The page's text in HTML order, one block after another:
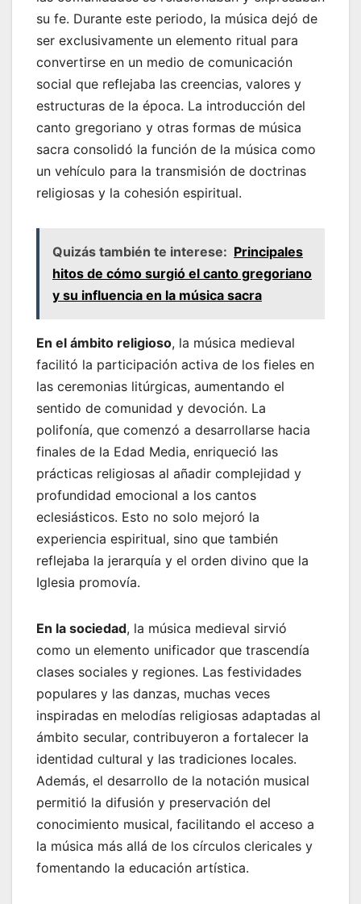
su fe. Durante este periodo, la música dejó de
ser exclusivamente un elemento ritual para
convertirse en un medio de comunicación
social que reflejaba las creencias, valores y
estructuras de la época. La introducción del
canto gregoriano y otras formas de música
sacra consolidó la función de la música como
un vehículo para la transmisión de doctrinas
religiosas y la cohesión espiritual.
Quizás también te interese: Principales
hitos de cómo surgió el canto gregoriano
y su influencia en la música sacra
En el ámbito religioso, la música medieval
facilitó la participación activa de los fieles en
las ceremonias litúrgicas, aumentando el
sentido de comunidad y devoción. La
polifonía, que comenzó a desarrollarse hacia
finales de la Edad Media, enriqueció las
prácticas religiosas al añadir complejidad y
profundidad emocional a los cantos
eclesiásticos. Esto no solo mejoró la
experiencia espiritual, sino que también
reflejaba la jerarquía y el orden divino que la
Iglesia promovía.
En la sociedad, la música medieval sirvió
como un elemento unificador que trascendía
clases sociales y regiones. Las festividades
populares y las danzas, muchas veces
inspiradas en melodías religiosas adaptadas al
ámbito secular, contribuyeron a fortalecer la
identidad cultural y las tradiciones locales.
Además, el desarrollo de la notación musical
permitió la difusión y preservación del
conocimiento musical, facilitando el acceso a
la música más allá de los círculos clericales y
fomentando la educación artística.